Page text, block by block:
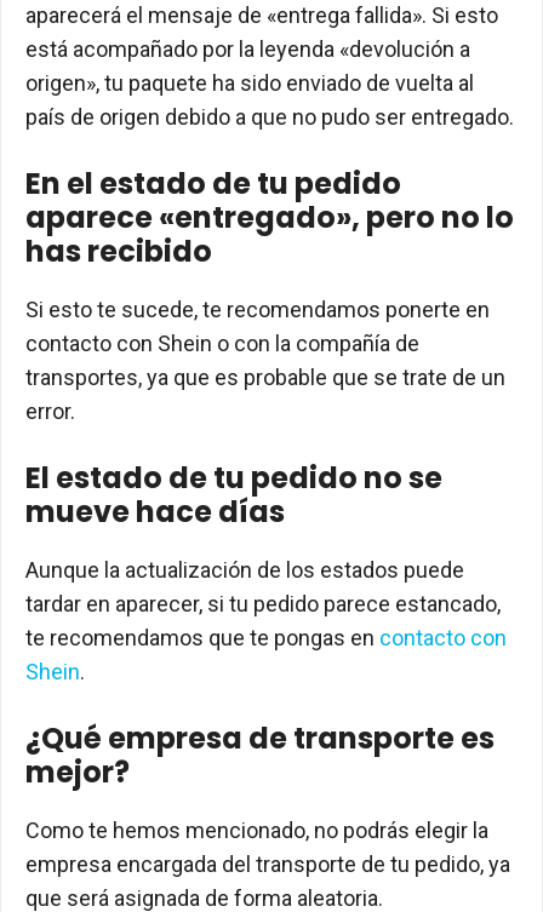
aparecerá el mensaje de «entrega fallida». Si esto
está acompañado por la leyenda «devolución a
origen», tu paquete ha sido enviado de vuelta al
país de origen debido a que no pudo ser entregado.
En el estado de tu pedido
aparece «entregado», pero no lo
has recibido
Si esto te sucede, te recomendamos ponerte en
contacto con Shein o con la compañía de
transportes, ya que es probable que se trate de un
error.
El estado de tu pedido no se
mueve hace días
Aunque la actualización de los estados puede
tardar en aparecer, si tu pedido parece estancado,
te recomendamos que te pongas en contacto con
Shein.
¿Qué empresa de transporte es
mejor?
Como te hemos mencionado, no podrás elegir la
empresa encargada del transporte de tu pedido, ya
que será asignada de forma aleatoria.